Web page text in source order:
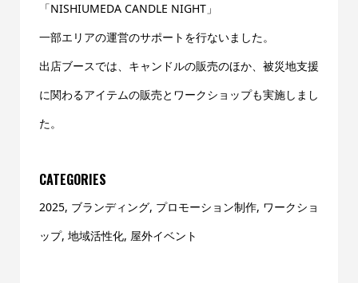
「NISHIUMEDA CANDLE NIGHT」
一部エリアの運営のサポートを行ないました。
出店ブースでは、キャンドルの販売のほか、被災地支援
に関わるアイテムの販売とワークショップも実施しまし
た。
CATEGORIES
2025, ブランディング, プロモーション制作, ワークショ
ップ, 地域活性化, 屋外イベント